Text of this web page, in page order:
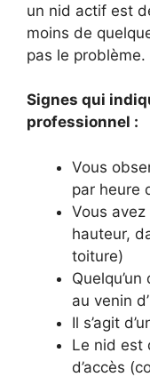
un nid actif est
moins de
pas le problème.
Signes qui
professionnel :
Vous
par heure
Vous
hauteur,
toiture)
au venin
Il s’agit
Le nid est
d’accès